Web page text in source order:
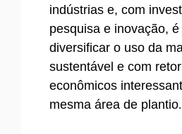
indústrias e, com
pesquisa e inovação,
diversificar o uso da
sustentável e com
econômicos
mesma área de plantio.